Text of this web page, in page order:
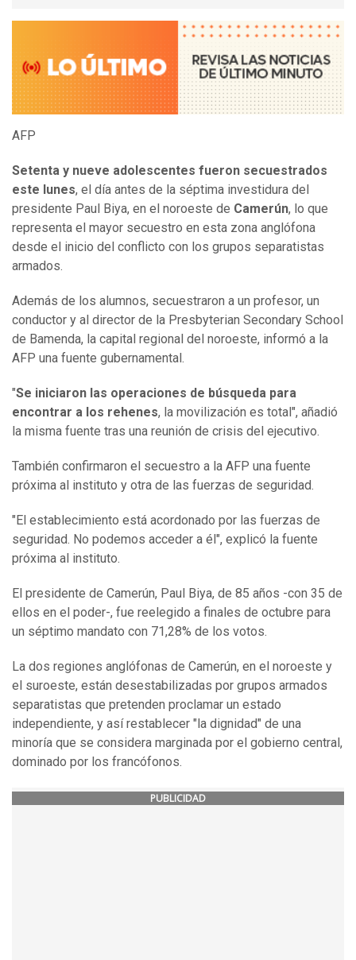
AFP
Setenta y nueve adolescentes fueron secuestrados
este lunes, el día antes de la séptima investidura del
presidente Paul Biya, en el noroeste de Camerún, lo que
representa el mayor secuestro en esta zona anglófona
desde el inicio del conflicto con los grupos separatistas
armados.
Además de los alumnos, secuestraron a un profesor, un
conductor y al director de la Presbyterian Secondary School
de Bamenda, la capital regional del noroeste, informó a la
AFP una fuente gubernamental.
"Se iniciaron las operaciones de búsqueda para
encontrar a los rehenes, la movilización es total", añadió
la misma fuente tras una reunión de crisis del ejecutivo.
También confirmaron el secuestro a la AFP una fuente
próxima al instituto y otra de las fuerzas de seguridad.
"El establecimiento está acordonado por las fuerzas de
seguridad. No podemos acceder a él", explicó la fuente
próxima al instituto.
El presidente de Camerún, Paul Biya, de 85 años -con 35 de
ellos en el poder-, fue reelegido a finales de octubre para
un séptimo mandato con 71,28% de los votos.
La dos regiones anglófonas de Camerún, en el noroeste y
el suroeste, están desestabilizadas por grupos armados
separatistas que pretenden proclamar un estado
independiente, y así restablecer "la dignidad" de una
minoría que se considera marginada por el gobierno central,
dominado por los francófonos.
PUBLICIDAD